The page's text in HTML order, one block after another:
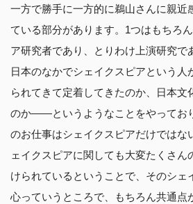
一方で勝手に一方的に鵜山さんに親近
ている部分があります。1つはもちろ
ア研究者であり、とりわけ上演研究
日本のなかでシェイクスピアという人
られてきて定着してきたのか、日本文
のか――というようなことをやってお
のお仕事はシェイクスピアだけではな
ェイクスピアに関しても大変たくさん
けられているということで、そのシェ
心っていうところで、もちろん共通点